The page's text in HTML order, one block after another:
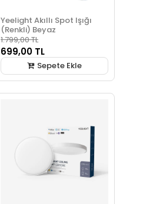
Yeelight Akıllı Spot Işığı
(Renkli) Beyaz
1.799,00 TL
699,00 TL
Sepete Ekle